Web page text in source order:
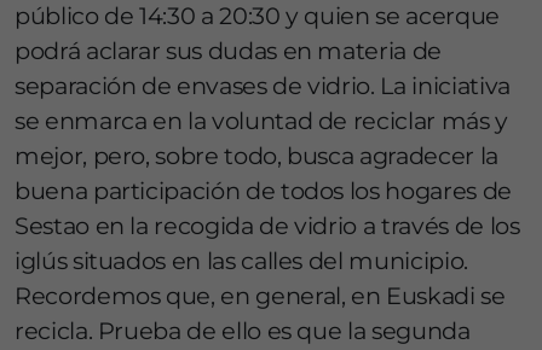
público de 14:30 a 20:30 y quien se acerque
podrá aclarar sus dudas en materia de
separación de envases de vidrio. La iniciativa
se enmarca en la voluntad de reciclar más y
mejor, pero, sobre todo, busca agradecer la
buena participación de todos los hogares de
Sestao en la recogida de vidrio a través de los
iglús situados en las calles del municipio.
Recordemos que, en general, en Euskadi se
recicla. Prueba de ello es que la segunda